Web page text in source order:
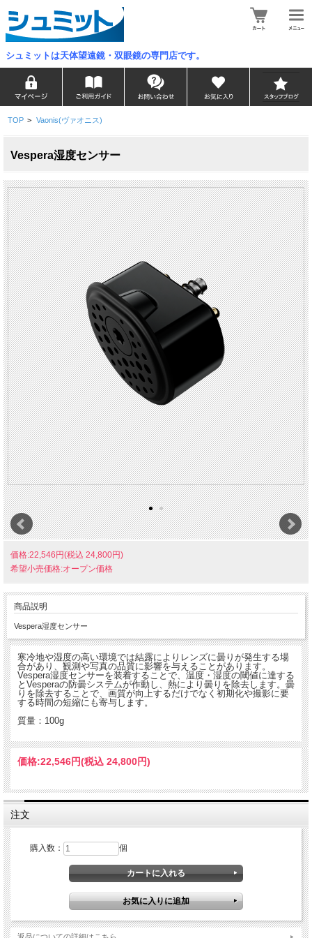
シュミットは天体望遠鏡・双眼鏡の専門店です。
TOP > Vaonis(ヴァオニス)
Vespera湿度センサー
価格:22,546円(税込 24,800円)
希望小売価格:オープン価格
商品説明
Vespera湿度センサー
寒冷地や湿度の高い環境では結露によりレンズに曇りが発生する場
合があり、観測や写真の品質に影響を与えることがあります。
Vespera湿度センサーを装着することで、温度・湿度の閾値に達する
とVesperaの防曇システムが作動し、熱により曇りを除去します。曇
りを除去することで、画質が向上するだけでなく初期化や撮影に要
する時間の短縮にも寄与します。
質量：100g
価格:22,546円(税込 24,800円)
注文
購入数： 個